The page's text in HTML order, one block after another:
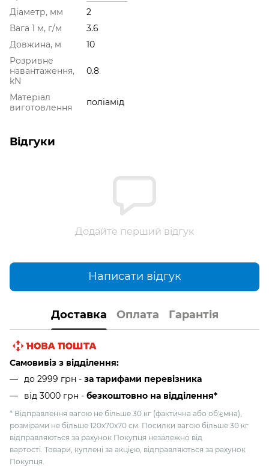
Діаметр, мм
2
Вага 1 м, г/м
3.6
Довжина, м
10
Розривне
навантаження,
kN
0.8
Матеріал
виготовлення
поліамід
Відгуки
Додайте перший відгук
Написати відгук
Доставка Оплата Гарантія
Самовивіз з відділення:
до 2999 грн - за тарифами перевізника
від 3000 грн - безкоштовно на відділення*
* Відправлення вагою не більше 30 кг (фактична або об'ємна),
розмірами не більше 120х70х70 см. Посилки вагою більше 30 кг
відправляються за рахунок Покупця незалежно від
вартості. Товари, куплені за акцією, відправляються за рахунок
Покупця.